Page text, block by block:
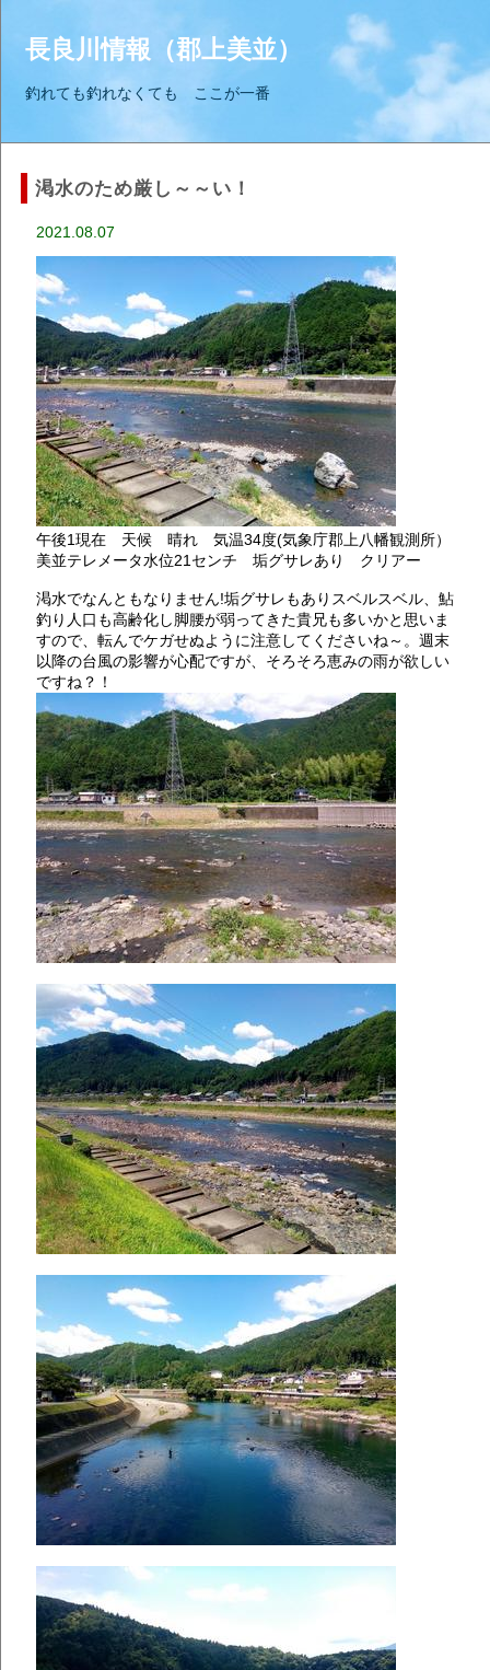
長良川情報（郡上美並）
釣れても釣れなくても ここが一番
渇水のため厳し～～い！
2021.08.07
午後1現在 天候 晴れ 気温34度(気象庁郡上八幡観測所）
美並テレメータ水位21センチ 垢グサレあり クリアー
渇水でなんともなりません!垢グサレもありスベルスベル、鮎
釣り人口も高齢化し脚腰が弱ってきた貴兄も多いかと思いま
すので、転んでケガせぬように注意してくださいね～。週末
以降の台風の影響が心配ですが、そろそろ恵みの雨が欲しい
ですね？！